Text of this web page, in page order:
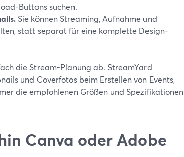
Buttons suchen.
Sie können Streaming, Aufnahme und
statt separat für eine komplette Design-
die Stream-Planung ab. StreamYard
und Coverfotos beim Erstellen von Events,
die empfohlenen Größen und Spezifikationen
Canva oder Adobe